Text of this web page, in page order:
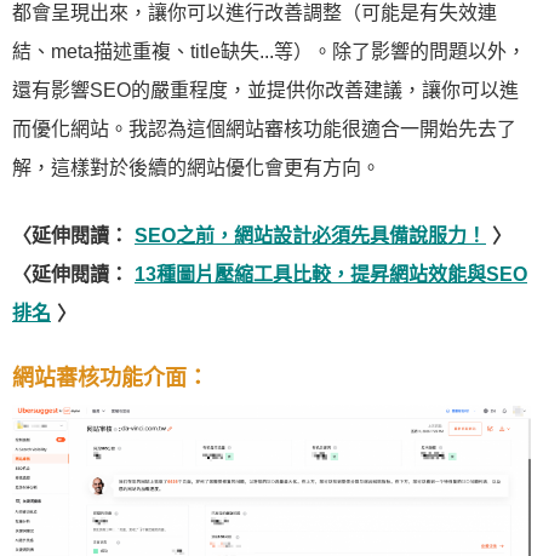
都會呈現出來，讓你可以進行改善調整（可能是有失效連
結、meta描述重複、title缺失...等）。除了影響的問題以外，
還有影響SEO的嚴重程度，並提供你改善建議，讓你可以進
而優化網站。我認為這個網站審核功能很適合一開始先去了
解，這樣對於後續的網站優化會更有方向。
〈延伸閱讀： SEO之前，網站設計必須先具備說服力！
〉
〈延伸閱讀：
13種圖片壓縮工具比較，提昇網站效能與SEO
排名 〉
網站審核功能介面：